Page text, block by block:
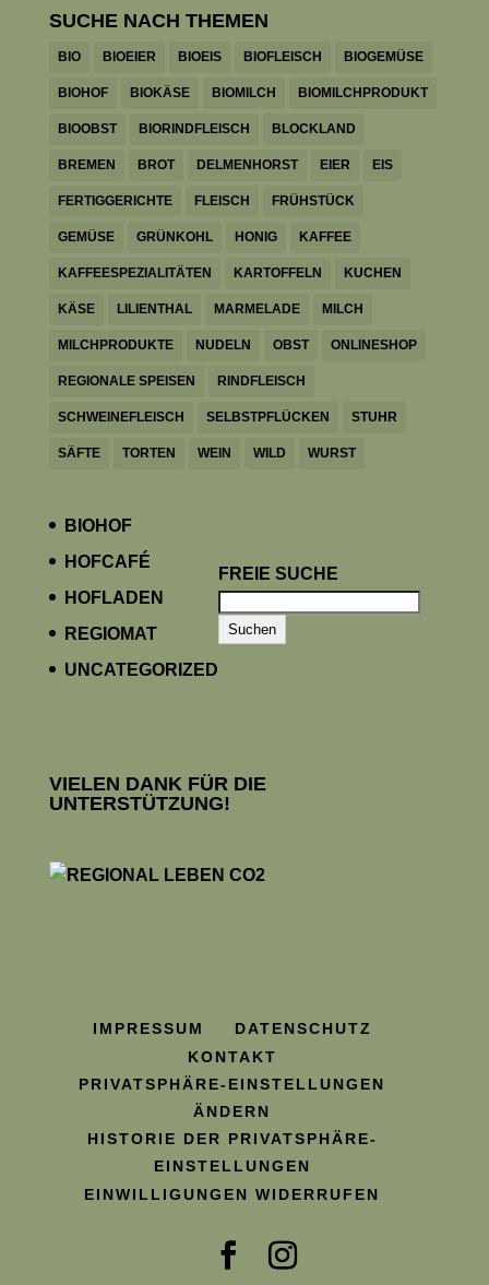
SUCHE NACH THEMEN
BIO BIOEIER BIOEIS BIOFLEISCH BIOGEMÜSE
BIOHOF BIOKÄSE BIOMILCH BIOMILCHPRODUKT
BIOOBST BIORINDFLEISCH BLOCKLAND
BREMEN BROT DELMENHORST EIER EIS
FERTIGGERICHTE FLEISCH FRÜHSTÜCK
GEMÜSE GRÜNKOHL HONIG KAFFEE
KAFFEESPEZIALITÄTEN KARTOFFELN KUCHEN
KÄSE LILIENTHAL MARMELADE MILCH
MILCHPRODUKTE NUDELN OBST ONLINESHOP
REGIONALE SPEISEN RINDFLEISCH
SCHWEINEFLEISCH SELBSTPFLÜCKEN STUHR
SÄFTE TORTEN WEIN WILD WURST
BIOHOF
HOFCAFÉ
HOFLADEN
REGIOMAT
UNCATEGORIZED
FREIE SUCHE
Suchen
VIELEN DANK FÜR DIE
UNTERSTÜTZUNG!
IMPRESSUM
DATENSCHUTZ
KONTAKT
PRIVATSPHÄRE-EINSTELLUNGEN
ÄNDERN
HISTORIE DER PRIVATSPHÄRE-
EINSTELLUNGEN
EINWILLIGUNGEN WIDERRUFEN